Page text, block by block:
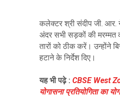
कलेक्टर श्री संदीप जी. आर.
अंदर सभी सड़कों की मरम्मत
तारों को ठीक करें। उन्होंने
हटाने के निर्देश दिए।
यह भी पढ़े : CBSE West
योगासना प्रतियोगिता का